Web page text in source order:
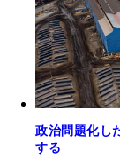
政治問題化し
する